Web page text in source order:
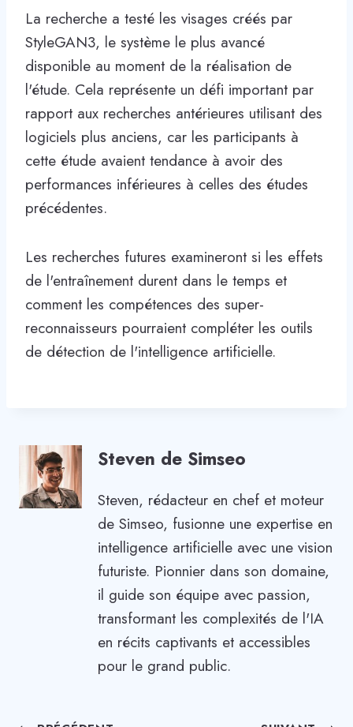
La recherche a testé les visages créés par
StyleGAN3, le système le plus avancé
disponible au moment de la réalisation de
l'étude. Cela représente un défi important par
rapport aux recherches antérieures utilisant des
logiciels plus anciens, car les participants à
cette étude avaient tendance à avoir des
performances inférieures à celles des études
précédentes.
Les recherches futures examineront si les effets
de l'entraînement durent dans le temps et
comment les compétences des super-
reconnaisseurs pourraient compléter les outils
de détection de l'intelligence artificielle.
Steven de Simseo
Steven, rédacteur en chef et moteur
de Simseo, fusionne une expertise en
intelligence artificielle avec une vision
futuriste. Pionnier dans son domaine,
il guide son équipe avec passion,
transformant les complexités de l'IA
en récits captivants et accessibles
pour le grand public.